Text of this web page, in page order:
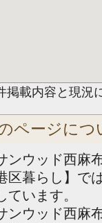
掲載内容と現況
ページにつ
ンウッド西麻
区暮らし】で
ています。
ンウッド西麻